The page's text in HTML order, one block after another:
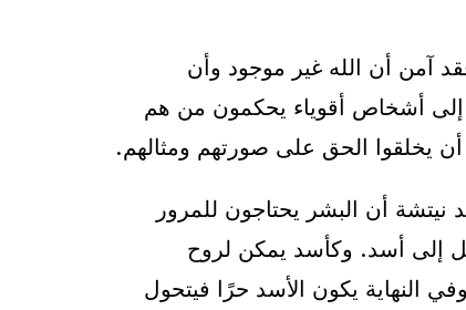
أصبح ملحدًا. فقد آمن أن الله غير موجود وأن
إلى أشخاص أقوياء يحكمون من هم
يخلقوا الحق على صورتهم ومثالهم.
أن البشر يحتاجون للمرور
إلى أسد. وكأسد يمكن لروح
النهاية يكون الأسد حرًا فيتحول